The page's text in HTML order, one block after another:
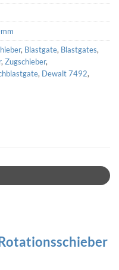
, Blastgate, Blastgates,
, Zugschieber,
, Dewalt 7492,